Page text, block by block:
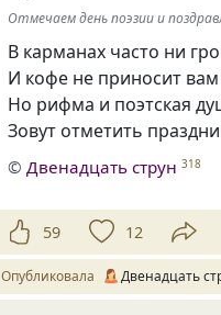
Отмечаем день поэзии и
В карманах часто ни
И кофе не приносит
Но рифма и поэтская
Зовут отметить
© Двенадцать струн 318
59 12
Опубликовала Двенадцать